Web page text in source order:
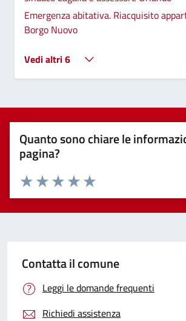
Emergenza abitativa. Riacquisito
Borgo Nuovo
Vedi altri 6
Quanto sono chiare le
pagina?
Valuta 5 stelle su 5
Valuta 4 stelle su 5
Valuta 3 stelle su 5
Valuta 2 stelle su 5
Valuta 1 stelle su 5
Contatta il comune
Leggi le domande frequenti
Richiedi assistenza